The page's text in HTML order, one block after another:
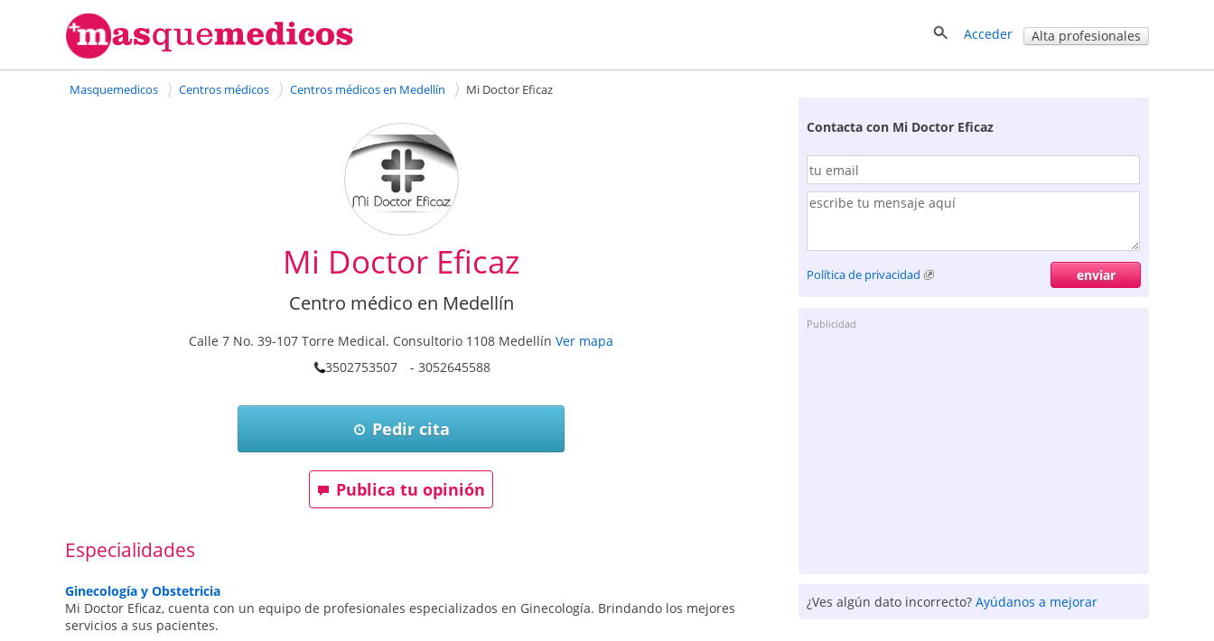
Acceder Alta profesionales
Masquemedicos Centros médicos Centros médicos en Medellín Mi Doctor Eficaz
Mi Doctor Eficaz
Centro médico en Medellín
Calle 7 No. 39-107 Torre Medical. Consultorio 1108 Medellín Ver mapa
3502753507
- 3052645588
Pedir cita
Publica tu opinión
Especialidades
Ginecología y Obstetricia
Mi Doctor Eficaz, cuenta con un equipo de profesionales especializados en Ginecología. Brindando los mejores
servicios a sus pacientes.
Contacta con Mi Doctor Eficaz
Política de privacidad
Publicidad
¿Ves algún dato incorrecto?Ayúdanos a mejorar